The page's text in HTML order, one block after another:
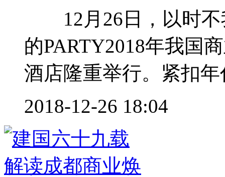
12月26日，以时不
的PARTY2018年我国
酒店隆重举行。紧扣年
2018-12-26 18:04